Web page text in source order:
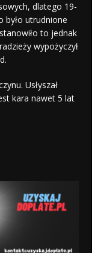
dlatego 19-
było utrudnione
to jednak
wypożyczył
Usłyszał
kara nawet 5 lat